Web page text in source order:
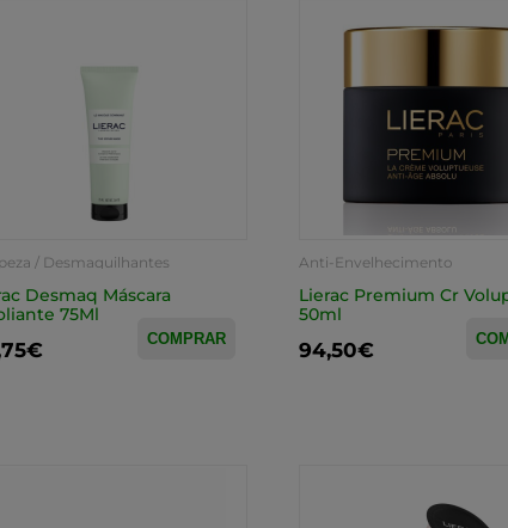
/ Desmaquilhantes
Desmaq Máscara
75Ml
COMPRAR
Anti-Envelhecimento
Lierac Premium Cr
50ml
94,50€